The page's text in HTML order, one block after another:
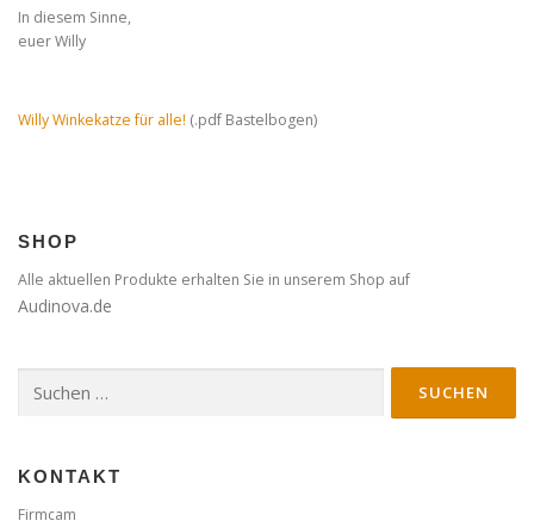
In diesem Sinne,
euer Willy
Willy Winkekatze für alle! (.pdf Bastelbogen)
SHOP
Alle aktuellen Produkte erhalten Sie in unserem Shop auf
Audinova.de
nach:
KONTAKT
Firmcam